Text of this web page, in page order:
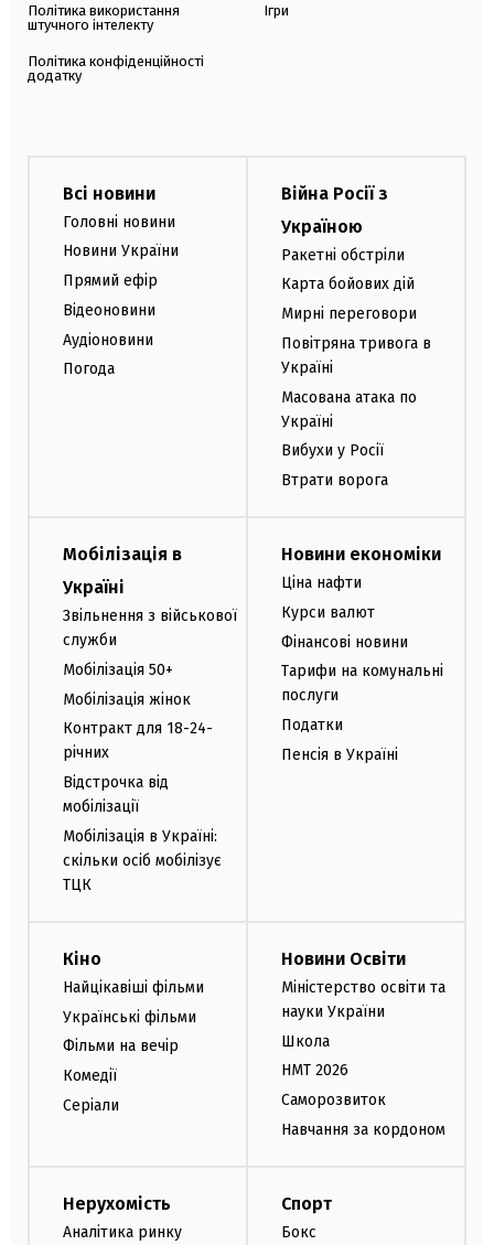
Політика використання
штучного інтелекту
Політика конфіденційності
додатку
Ігри
Всі новини
Головні новини
Новини України
Прямий ефір
Відеоновини
Аудіоновини
Погода
Війна Росії з
Україною
Ракетні обстріли
Карта бойових дій
Мирні переговори
Повітряна тривога в
Україні
Масована атака по
Україні
Вибухи у Росії
Втрати ворога
Мобілізація в
Україні
Звільнення з військової
служби
Мобілізація 50+
Мобілізація жінок
Контракт для 18-24-
річних
Відстрочка від
мобілізації
Мобілізація в Україні:
скільки осіб мобілізує
ТЦК
Новини економіки
Ціна нафти
Курси валют
Фінансові новини
Тарифи на комунальні
послуги
Податки
Пенсія в Україні
Кіно
Найцікавіші фільми
Українські фільми
Фільми на вечір
Комедії
Серіали
Новини Освіти
Міністерство освіти та
науки України
Школа
НМТ 2026
Саморозвиток
Навчання за кордоном
Нерухомість
Аналітика ринку
Спорт
Бокс